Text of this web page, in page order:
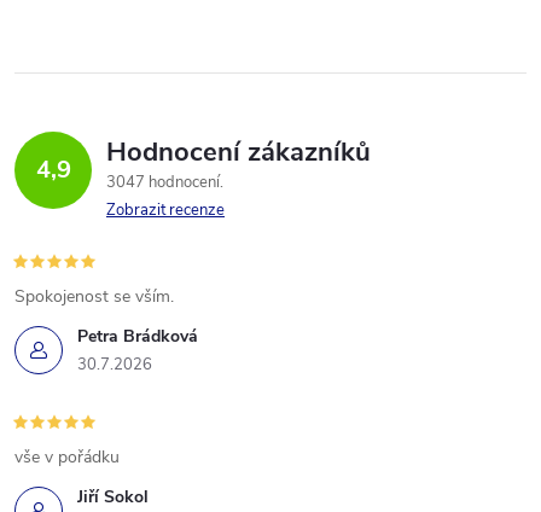
4,9 Hodnocení zákazníků
3047 hodnocení
Zobrazit recenze
Petra Brádková
30.7.2026
Spokojenost se vším.
Jiří Sokol
vše v pořádku